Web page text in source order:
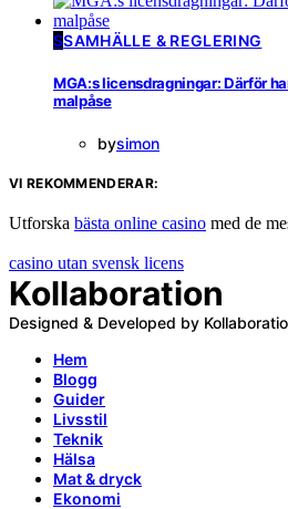
SSAMHÄLLE & REGLERING
MGA:s licensdragningar: Därför
malpåse
bysimon
VI REKOMMENDERAR:
Utforska bästa online casino med de
casino utan svensk licens
Kollaboration
Designed & Developed by
Hem
Blogg
Guider
Livsstil
Teknik
Hälsa
Mat & dryck
Ekonomi